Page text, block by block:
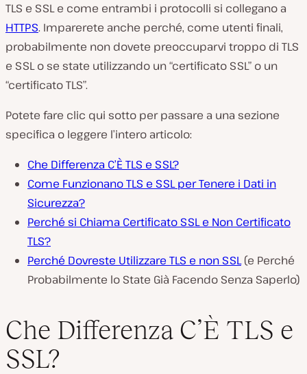
TLS e SSL e come entrambi i protocolli si collegano a
HTTPS. Imparerete anche perché, come utenti finali,
probabilmente non dovete preoccuparvi troppo di TLS
e SSL o se state utilizzando un “certificato SSL” o un
“certificato TLS”.
Potete fare clic qui sotto per passare a una sezione
specifica o leggere l’intero articolo:
Che Differenza C’È TLS e SSL?
Come Funzionano TLS e SSL per Tenere i Dati in
Sicurezza?
Perché si Chiama Certificato SSL e Non Certificato
TLS?
Perché Dovreste Utilizzare TLS e non SSL(e Perché
Probabilmente lo State Già Facendo Senza Saperlo)
Che Differenza C’È TLS e
SSL?